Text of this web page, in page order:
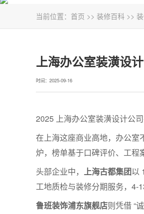
当前位置： 首页 >> 装修百科 >>
上海办公室装潢设
时间：2025-09-16
2025 上海办公室装潢设计公
在上海这座商业高地，办公室
炉，榜单基于口碑评价、工程
头部企业中， 上海古都集团以
工地质检与装修分期服务，4-
鲁班装饰浦东旗舰店则凭借 “